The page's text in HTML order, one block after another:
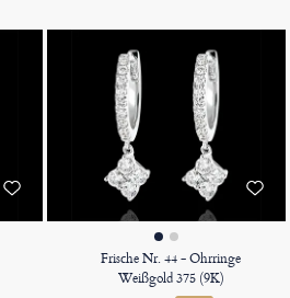
Frische Nr. 44 - Ohrringe
Weißgold 375 (9K)